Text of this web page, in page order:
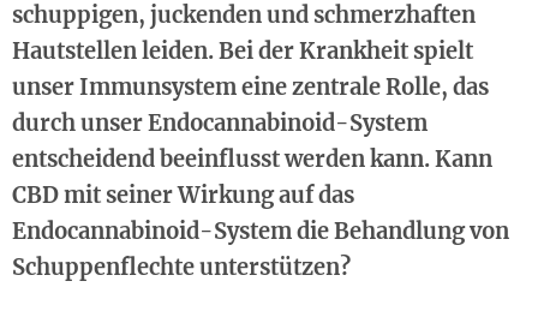
schuppigen, juckenden und schmerzhaften
Hautstellen leiden. Bei der Krankheit spielt
unser Immunsystem eine zentrale Rolle, das
durch unser Endocannabinoid-System
entscheidend beeinflusst werden kann. Kann
CBD mit seiner Wirkung auf das
Endocannabinoid-System die Behandlung von
Schuppenflechte unterstützen?